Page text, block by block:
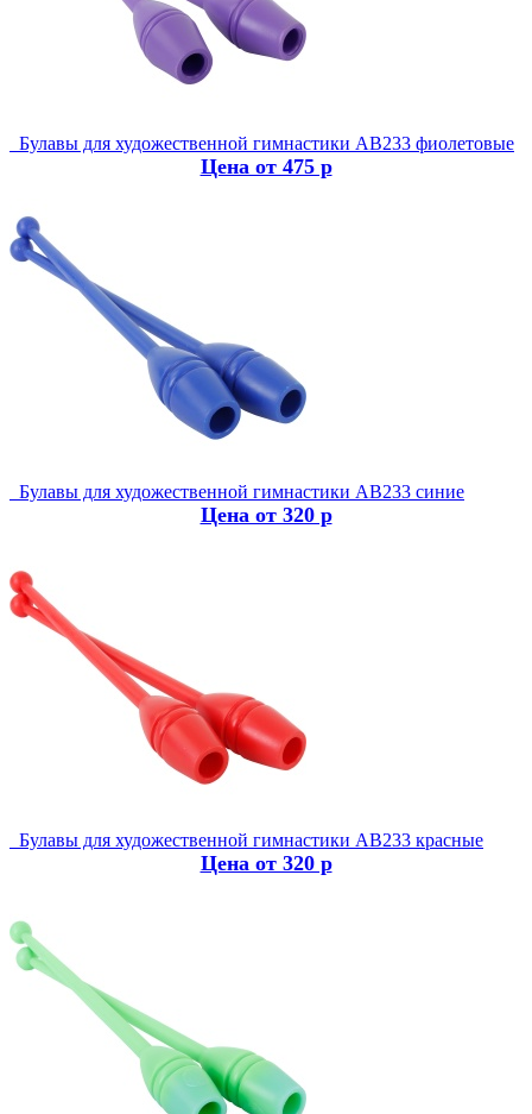
Булавы для художественной гимнастики AB233 фиолетовые
Цена от 475 р
Булавы для художественной гимнастики AB233 синие
Цена от 320 р
Булавы для художественной гимнастики AB233 красные
Цена от 320 р